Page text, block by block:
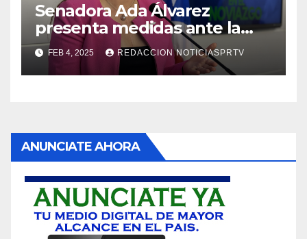
Senadora Ada Álvarez
presenta medidas ante la
violencia en el noviazgo
FEB 4, 2025 REDACCION NOTICIASPRTV
ANUNCIATE AHORA